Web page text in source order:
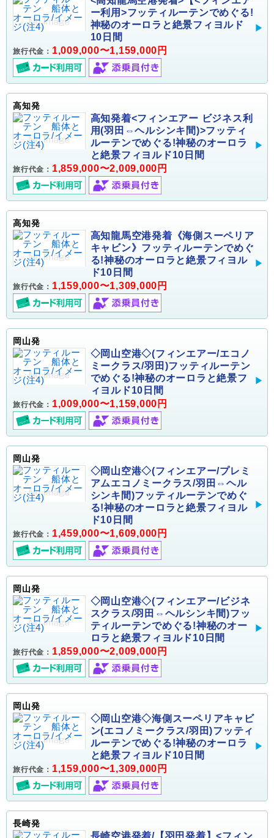
ー利用>フッティルーテンでめぐる!
神秘のオーロラと絶景フィヨルド
10日間
旅行代金： 1,009,000〜1,159,000円
高知発
高知発着<フィンエアー ビジネス利
用(羽田⇔ヘルシンキ間)>フッティ
ルーテンでめぐる!神秘のオーロラ
と絶景フィヨルド10日間
旅行代金： 1,859,000〜2,009,000円
高知発
高知龍馬空港発着《海側スーペリア
キャビン》フッティルーテンでめぐ
る!神秘のオーロラと絶景フィヨル
ド10日間
旅行代金： 1,159,000〜1,309,000円
岡山発
◇岡山空港◇(フィンエアー/エコノ
ミークラス/羽田)フッティルーテン
でめぐる!神秘のオーロラと絶景フ
ィヨルド10日間
旅行代金： 1,009,000〜1,159,000円
岡山発
◇岡山空港◇(フィンエアー/プレミ
アムエコノミークラス/羽田⇔ヘル
シンキ間)フッティルーテンでめぐ
る!神秘のオーロラと絶景フィヨル
ド10日間
旅行代金： 1,459,000〜1,609,000円
岡山発
◇岡山空港◇(フィンエアー/ビジネ
スクラス/羽田⇔ヘルシンキ間)フッ
ティルーテンでめぐる!神秘のオー
ロラと絶景フィヨルド10日間
旅行代金： 1,859,000〜2,009,000円
岡山発
◇岡山空港◇海側スーペリアキャビ
ン(エコノミークラス/羽田)フッティ
ルーテンでめぐる!神秘のオーロラ
と絶景フィヨルド10日間
旅行代金： 1,159,000〜1,309,000円
長崎発